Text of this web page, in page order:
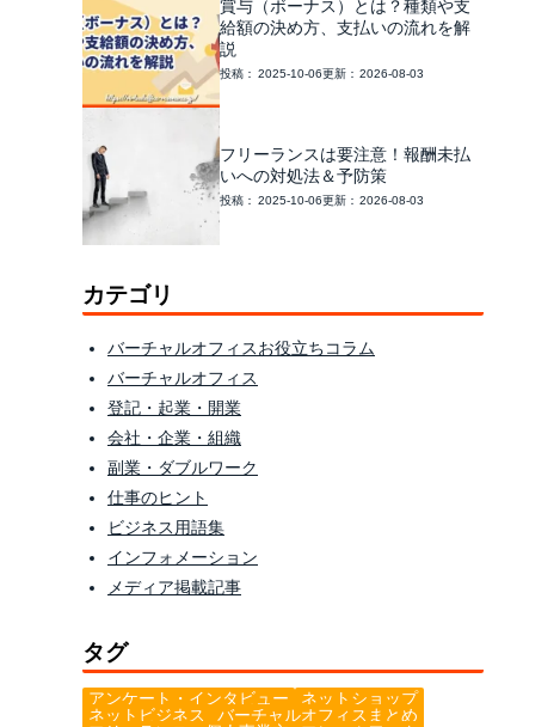
賞与（ボーナス）とは？種類や支
給額の決め方、支払いの流れを解
説
2025-10-06 2026-08-03
フリーランスは要注意！報酬未払
いへの対処法＆予防策
2025-10-06 2026-08-03
カテゴリ
バーチャルオフィスお役立ちコラム
バーチャルオフィス
登記・起業・開業
会社・企業・組織
副業・ダブルワーク
仕事のヒント
ビジネス用語集
インフォメーション
メディア掲載記事
タグ
アンケート・インタビュー
ネットショップ
ネットビジネス
バーチャルオフィスまとめ